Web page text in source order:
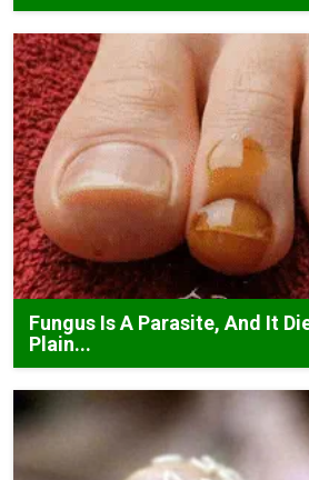
Fungus Is A Parasite, And It
Plain...